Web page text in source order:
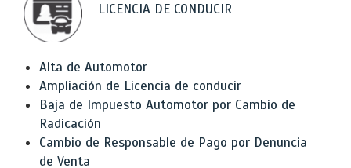
LICENCIA DE CONDUCIR
Alta de Automotor
Ampliación de Licencia de conducir
Baja de Impuesto Automotor por Cambio de
Radicación
Cambio de Responsable de Pago por Denuncia
de Venta